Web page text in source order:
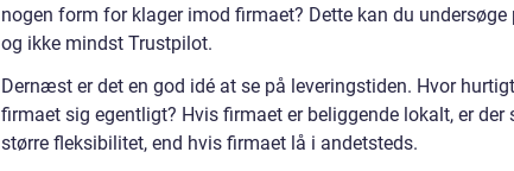
nogen form for klager imod firmaet? Dette kan du
og ikke mindst Trustpilot.
Dernæst er det en god idé at se på leveringstiden. Hvor
firmaet sig egentligt? Hvis firmaet er beliggende lokalt, er
større fleksibilitet, end hvis firmaet lå i andetsteds.